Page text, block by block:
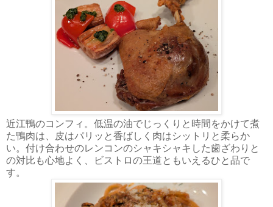
近江鴨のコンフィ。低温の油でじっくりと時間をかけて煮
た鴨肉は、皮はパリッと香ばしく肉はシットリと柔らか
い。付け合わせのレンコンのシャキシャキした歯ざわりと
の対比も心地よく、ビストロの王道ともいえるひと品で
す。